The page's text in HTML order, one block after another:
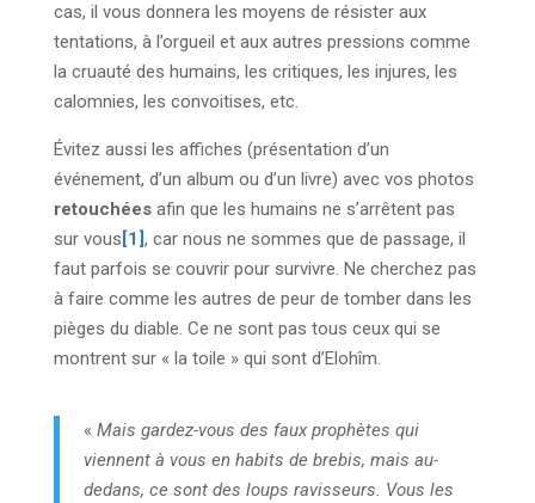
cas, il vous donnera les moyens de résister aux
tentations, à l’orgueil et aux autres pressions comme
la cruauté des humains, les critiques, les injures, les
calomnies, les convoitises, etc.
Évitez aussi les affiches (présentation d’un
événement, d’un album ou d’un livre) avec vos photos
retouchéesafin que les humains ne s’arrêtent pas
sur vous [1] , car nous ne sommes que de passage, il
faut parfois se couvrir pour survivre. Ne cherchez pas
à faire comme les autres de peur de tomber dans les
pièges du diable. Ce ne sont pas tous ceux qui se
montrent sur « la toile » qui sont d’Elohîm.
« Mais gardez-vous des faux prophètes qui
viennent à vous en habits de brebis, mais au-
dedans, ce sont des loups ravisseurs. Vous les